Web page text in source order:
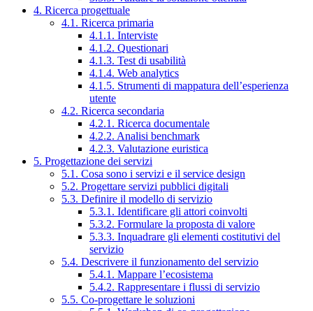
4. Ricerca progettuale
4.1. Ricerca primaria
4.1.1. Interviste
4.1.2. Questionari
4.1.3. Test di usabilità
4.1.4. Web analytics
4.1.5. Strumenti di mappatura dell’esperienza
utente
4.2. Ricerca secondaria
4.2.1. Ricerca documentale
4.2.2. Analisi benchmark
4.2.3. Valutazione euristica
5. Progettazione dei servizi
5.1. Cosa sono i servizi e il service design
5.2. Progettare servizi pubblici digitali
5.3. Definire il modello di servizio
5.3.1. Identificare gli attori coinvolti
5.3.2. Formulare la proposta di valore
5.3.3. Inquadrare gli elementi costitutivi del
servizio
5.4. Descrivere il funzionamento del servizio
5.4.1. Mappare l’ecosistema
5.4.2. Rappresentare i flussi di servizio
5.5. Co-progettare le soluzioni